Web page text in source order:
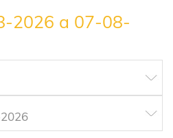
2026 a 07-08-